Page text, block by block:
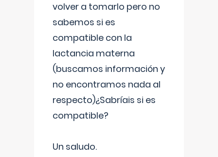
volver a tomarlo pero no
sabemos si es
compatible con la
lactancia materna
(buscamos información y
no encontramos nada al
respecto)¿Sabríais si es
compatible?
Un saludo.